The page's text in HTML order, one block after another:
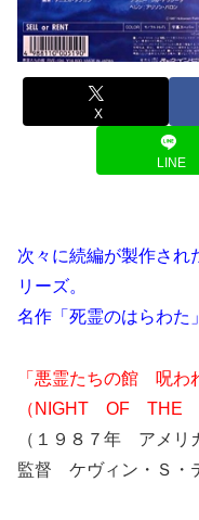
X
LINE
次々に続編が製作され
リーズ。
名作「死霊のはらわた
「悪霊たちの館 呪わ
（NIGHT OF THE
（１９８７年 アメリ
監督 ケヴィン・Ｓ・